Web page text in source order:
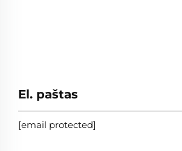
El. paštas
[email protected]